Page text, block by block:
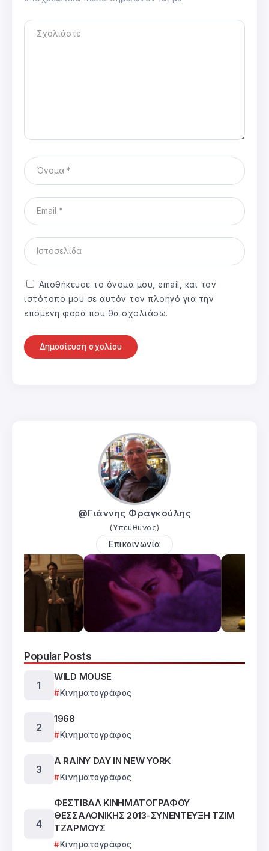
Αποθήκευσε το όνομά μου, email, και τον
ιστότοπο μου σε αυτόν τον πλοηγό για την
επόμενη φορά που θα σχολιάσω.
@Γιάννης Φραγκούλης
(Υπεύθυνος)
Επικοινωνία
Popular Posts
WILD MOUSE
Κινηματογράφος
1968
Κινηματογράφος
A RAINY DAY IN NEW YORK
Κινηματογράφος
ΦΕΣΤΙΒΑΛ ΚΙΝΗΜΑΤΟΓΡΑΦΟΥ
ΘΕΣΣΑΛΟΝΙΚΗΣ 2013-ΣΥΝΕΝΤΕΥΞΗ ΤΖΙΜ
ΤΖΑΡΜΟΥΣ
Κινηματογράφος